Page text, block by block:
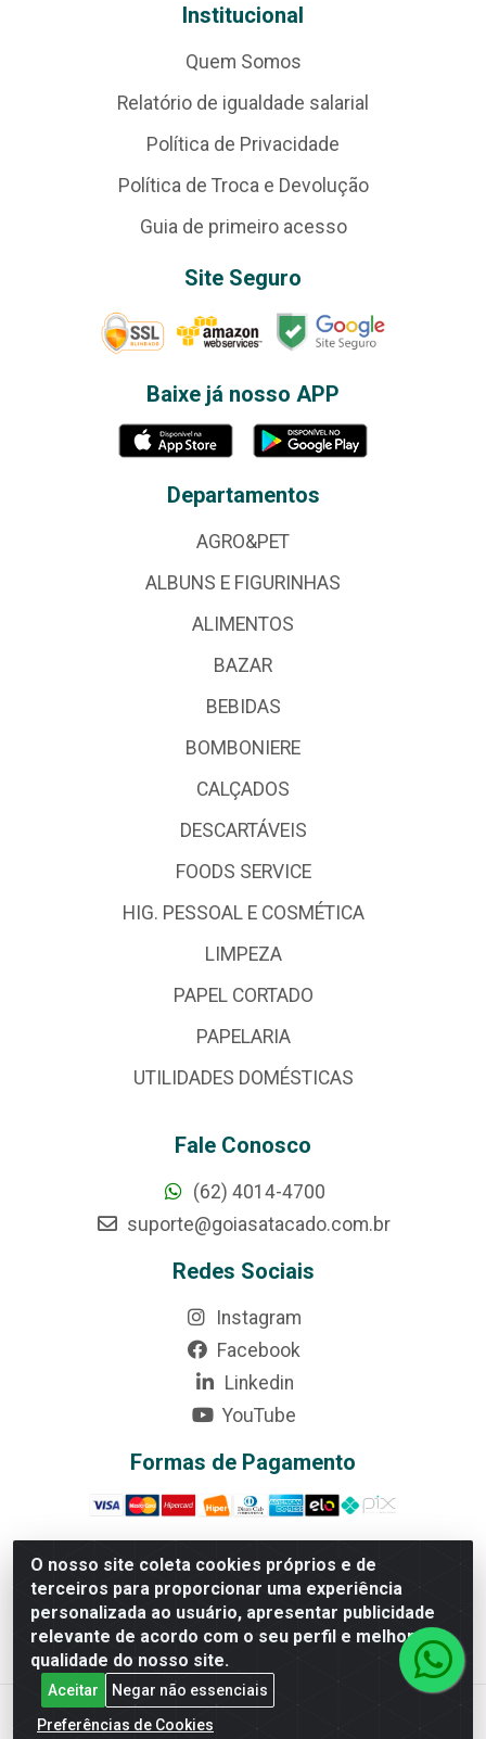
O nosso site coleta cookies próprios e de
terceiros para proporcionar uma experiência
personalizada ao usuário, apresentar publicidade
relevante de acordo com o seu perfil e melhorar a
qualidade do nosso site.
Aceitar
Negar não essenciais
Preferências de Cookies
Institucional
Quem Somos
Relatório de igualdade salarial
Política de Privacidade
Política de Troca e Devolução
Guia de primeiro acesso
Site Seguro
Baixe já nosso APP
Departamentos
AGRO&PET
ALBUNS E FIGURINHAS
ALIMENTOS
BAZAR
BEBIDAS
BOMBONIERE
CALÇADOS
DESCARTÁVEIS
FOODS SERVICE
HIG. PESSOAL E COSMÉTICA
LIMPEZA
PAPEL CORTADO
PAPELARIA
UTILIDADES DOMÉSTICAS
Fale Conosco
(62) 4014-4700
suporte@goiasatacado.com.br
Redes Sociais
Instagram
Facebook
Linkedin
YouTube
Formas de Pagamento
Rede Brasil - Avenida Universitária, nº 3860, Jardim das
Américas II Etapa - Anápolis/GO - CEP 75070-415 -
CNPJ 07.728.073/0002-24